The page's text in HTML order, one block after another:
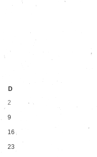
D
2
9
16
23